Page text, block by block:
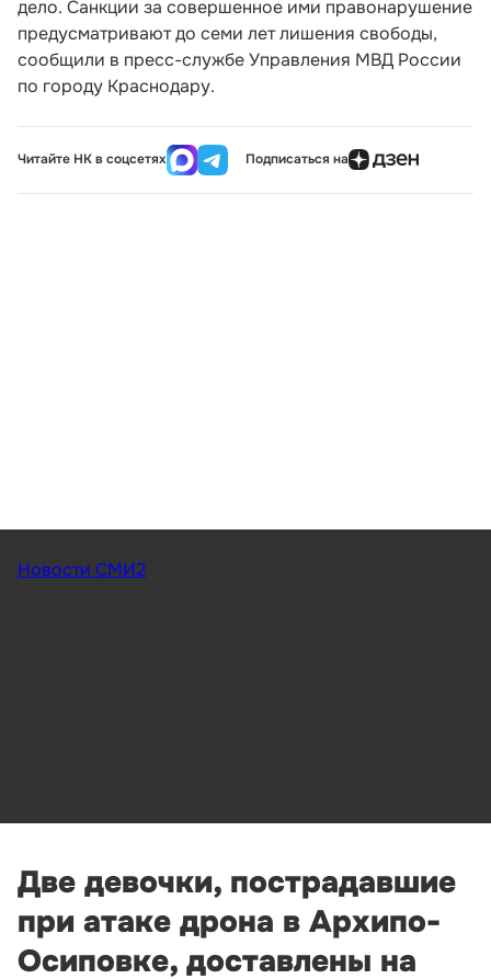
дело. Санкции за совершенное ими правонарушение
предусматривают до семи лет лишения свободы,
сообщили в пресс-службе Управления МВД России
по городу Краснодару.
Читайте НК в соцсетях Подписаться на
Новости СМИ2
Две девочки, пострадавшие
при атаке дрона в Архипо-
Осиповке, доставлены на